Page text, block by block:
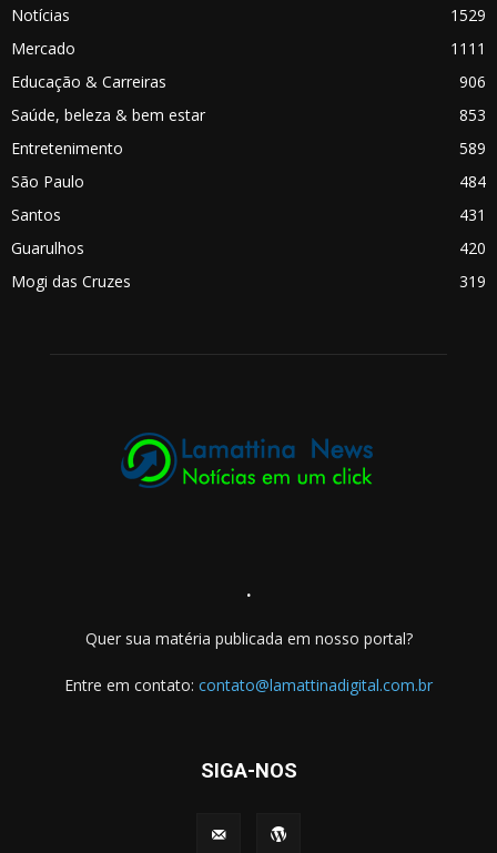
Notícias
1529
Mercado
1111
Educação & Carreiras
906
Saúde, beleza & bem estar
853
Entretenimento
589
São Paulo
484
Santos
431
Guarulhos
420
Mogi das Cruzes
319
.
Quer sua matéria publicada em nosso portal?
Entre em contato: contato@lamattinadigital.com.br
SIGA-NOS